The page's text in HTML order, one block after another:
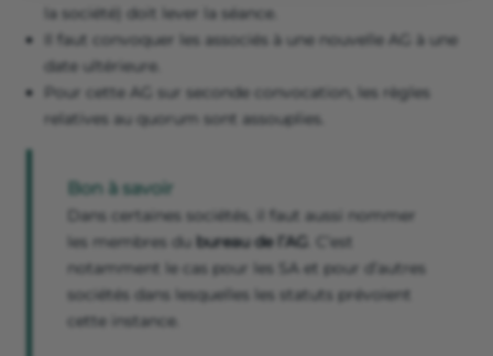
la société) doit lever la séance.
Il faut convoquer les associés à une nouvelle AG à une
date ultérieure.
Pour cette AG sur seconde convocation, les règles
relatives au quorum sont assouplies.
Bon à savoir
Dans certaines sociétés, il faut aussi nommer
les membres du bureau de l’AG
. C’est
notamment le cas pour les SA et pour d’autres
sociétés dans lesquelles les statuts prévoient
cette instance.